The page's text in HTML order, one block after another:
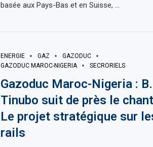
basée aux Pays-Bas et en Suisse, …
ENERGIE GAZ
GAZODUC
GAZODUC MAROC-NIGERIA
SECRORIELS
Gazoduc Maroc-Nigeria : B.
Tinubo suit de près le
Le projet stratégique sur
rails